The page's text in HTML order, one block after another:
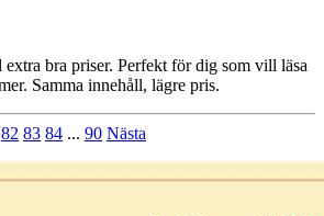
bra priser. Perfekt för dig som vill läsa
Samma innehåll, lägre pris.
82 83 84 ... 90 Nästa